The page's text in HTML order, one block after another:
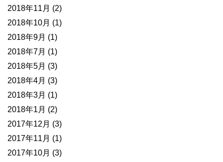
2018年11月 (2)
2018年10月 (1)
2018年9月 (1)
2018年7月 (1)
2018年5月 (3)
2018年4月 (3)
2018年3月 (1)
2018年1月 (2)
2017年12月 (3)
2017年11月 (1)
2017年10月 (3)